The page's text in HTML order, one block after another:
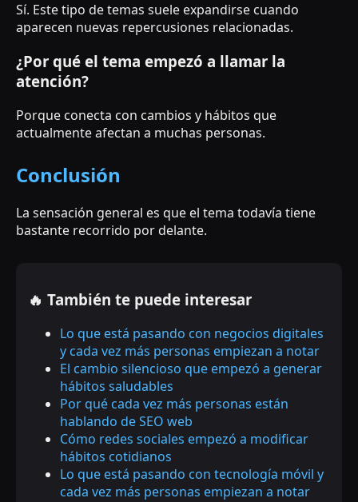
Sí. Este tipo de temas suele expandirse cuando
aparecen nuevas repercusiones relacionadas.
¿Por qué el tema empezó a llamar la
atención?
Porque conecta con cambios y hábitos que
actualmente afectan a muchas personas.
Conclusión
La sensación general es que el tema todavía tiene
bastante recorrido por delante.
🔥 También te puede interesar
Lo que está pasando con negocios digitales
y cada vez más personas empiezan a notar
El cambio silencioso que empezó a generar
hábitos saludables
Por qué cada vez más personas están
hablando de SEO web
Cómo redes sociales empezó a modificar
hábitos cotidianos
Lo que está pasando con tecnología móvil y
cada vez más personas empiezan a notar